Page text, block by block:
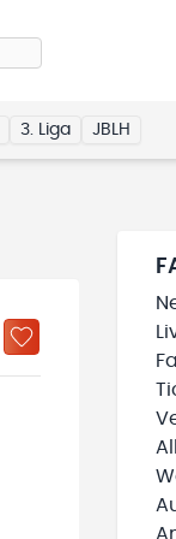
3. Liga JBLH